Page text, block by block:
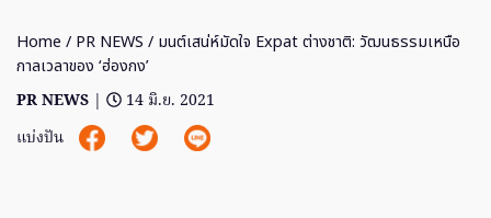
Home / PR NEWS / มนต์เสน่ห์มัดใจ Expat ต่างชาติ: วัฒนธรรมเหนือ
กาลเวลาของ ‘ฮ่องกง’
PR NEWS |
14 มิ.ย. 2021
แบ่งปัน